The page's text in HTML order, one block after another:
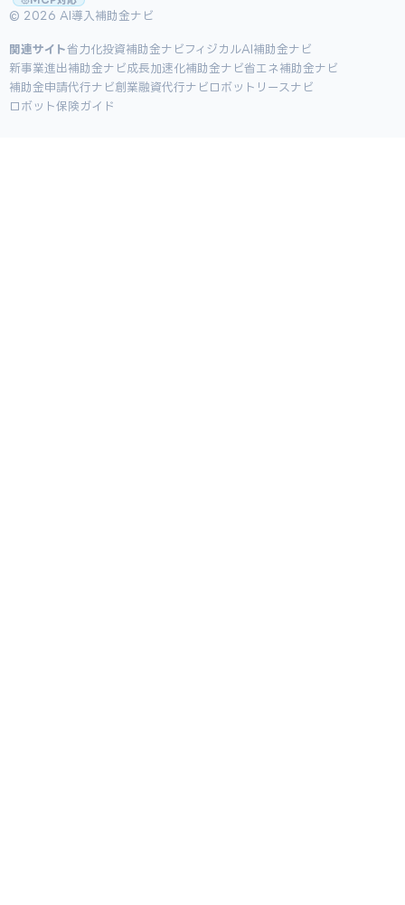
© 2026 AI導入補助金ナビ
関連サイト省力化投資補助金ナビ フィジカルAI補助金ナビ
新事業進出補助金ナビ成長加速化補助金ナビ省エネ補助金ナビ
補助金申請代行ナビ創業融資代行ナビ ロボットリースナビ
ロボット保険ガイド